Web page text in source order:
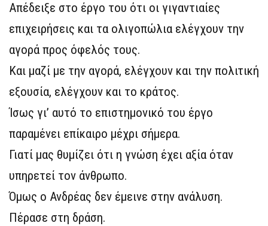
Απέδειξε στο έργο του ότι οι γιγαντιαίες
επιχειρήσεις και τα ολιγοπώλια ελέγχουν την
αγορά προς όφελός τους.
Και μαζί με την αγορά, ελέγχουν και την πολιτική
εξουσία, ελέγχουν και το κράτος.
Ίσως γι’ αυτό το επιστημονικό του έργο
παραμένει επίκαιρο μέχρι σήμερα.
Γιατί μας θυμίζει ότι η γνώση έχει αξία όταν
υπηρετεί τον άνθρωπο.
Όμως ο Ανδρέας δεν έμεινε στην ανάλυση.
Πέρασε στη δράση.